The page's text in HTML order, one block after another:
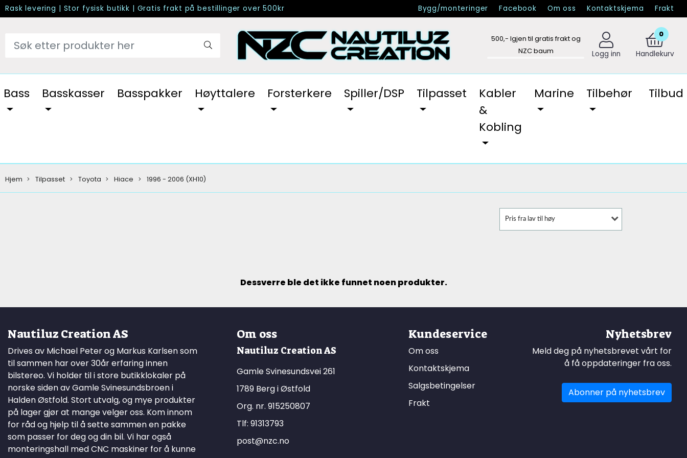
Rask levering | Stor fysisk butikk | Gratis frakt på bestillinger over 500kr Bygg/monteringer Facebook Om oss Kontaktskjema Frakt
500,- Igjen til gratis frakt og
NZC baum
Logg inn
0
Handlekurv
Bass Basskasser Basspakker Høyttalere Forsterkere Spiller/DSP Tilpasset
Kabler
&
Kobling
Marine Tilbehør Tilbud
Hjem Tilpasset Toyota Hiace 1996 - 2006 (XH10)
Pris fra lav til høy
Dessverre ble det ikke funnet noen produkter.
Nautiluz Creation AS
Drives av Michael Peter og Markus Karlsen som
til sammen har over 30år erfaring innen
bilstereo. Vi holder til i store butikklokaler på
norske siden av Gamle Svinesundsbroen i
Halden Østfold. Stort utvalg, og mye produkter
på lager gjør at mange velger oss. Kom innom
for råd og hjelp til å sette sammen en pakke
som passer for deg og din bil. Vi har også
monteringshall med CNC maskiner for å kunne
Om oss
Nautiluz Creation AS
Gamle Svinesundsvei 261
1789 Berg i Østfold
Org. nr. 915250807
Tlf: 91313793
post@nzc.no
Kundeservice
Om oss
Kontaktskjema
Salgsbetingelser
Frakt
Nyhetsbrev
Meld deg på nyhetsbrevet vårt for
å få oppdateringer fra oss.
Abonner på nyhetsbrev